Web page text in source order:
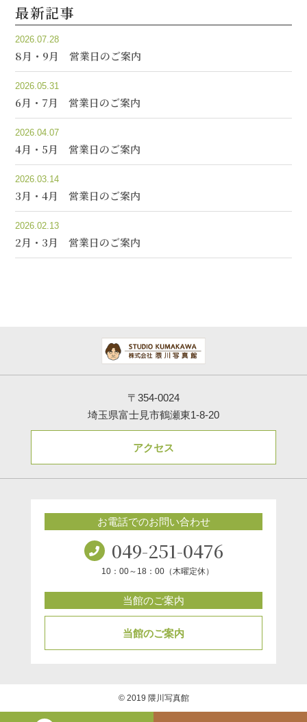
最新記事
2026.07.28
8月・9月 営業日のご案内
2026.05.31
6月・7月 営業日のご案内
2026.04.07
4月・5月 営業日のご案内
2026.03.14
3月・4月 営業日のご案内
2026.02.13
2月・3月 営業日のご案内
〒354-0024
埼玉県富士見市鶴瀬東1-8-20
アクセス
お電話でのお問い合わせ
049-251-0476
10：00～18：00（木曜定休）
当館のご案内
当館のご案内
© 2019 隈川写真館